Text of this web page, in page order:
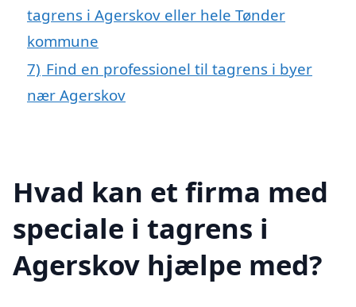
tagrens i Agerskov eller hele Tønder
kommune
7) Find en professionel til tagrens i byer
nær Agerskov
Hvad kan et firma med
speciale i tagrens i
Agerskov hjælpe med?